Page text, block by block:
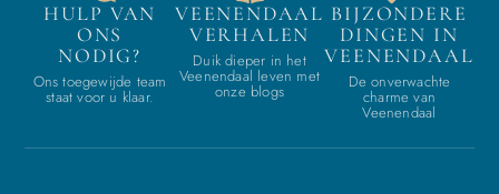
HULP VAN
ONS
NODIG?
Ons toegewijde team
staat voor u klaar.
VEENENDAAL
VERHALEN
Duik dieper in het
Veenendaal leven met
onze blogs
BIJZONDERE
DINGEN IN
VEENENDAAL
De onverwachte
charme van
Veenendaal